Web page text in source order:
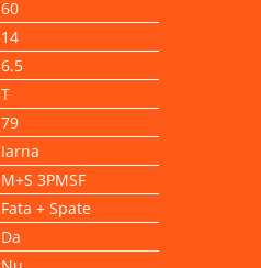
60
14
6.5
T
79
Iarna
M+S 3PMSF
Fata + Spate
Da